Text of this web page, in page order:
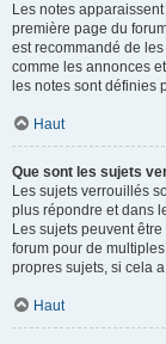
Les notes
première page du
est recommandé de
comme les annonces
les notes sont définies
Haut
Que sont les sujets
Les sujets verrouillés
plus répondre et dans
Les sujets peuvent
forum pour de
propres sujets, si cela
Haut